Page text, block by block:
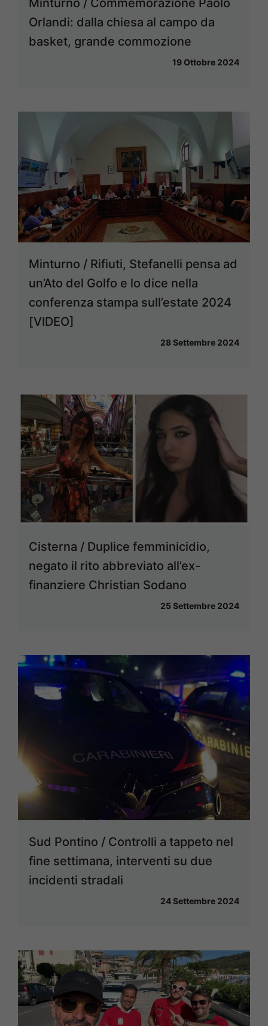
Minturno / Commemorazione Paolo
Orlandi: dalla chiesa al campo da
basket, grande commozione
19 Ottobre 2024
Minturno / Rifiuti, Stefanelli pensa ad
un’Ato del Golfo e lo dice nella
conferenza stampa sull’estate 2024
[VIDEO]
28 Settembre 2024
Cisterna / Duplice femminicidio,
negato il rito abbreviato all’ex-
finanziere Christian Sodano
25 Settembre 2024
Sud Pontino / Controlli a tappeto nel
fine settimana, interventi su due
incidenti stradali
24 Settembre 2024